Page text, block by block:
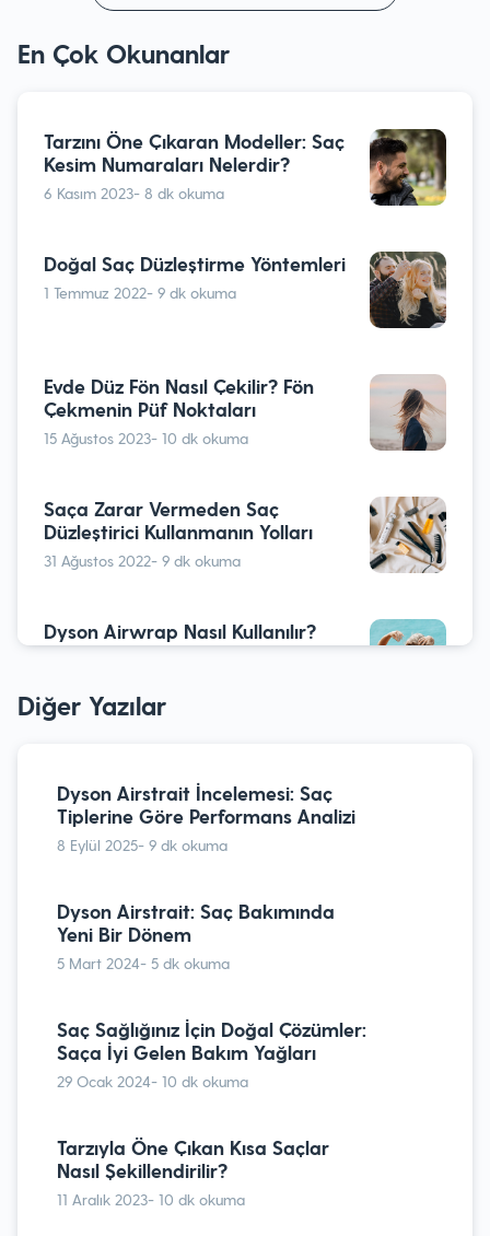
En Çok Okunanlar
Tarzını Öne Çıkaran Modeller: Saç
Kesim Numaraları Nelerdir?
6 Kasım 2023- 8 dk okuma
Doğal Saç Düzleştirme Yöntemleri
1 Temmuz 2022- 9 dk okuma
Evde Düz Fön Nasıl Çekilir? Fön
Çekmenin Püf Noktaları
15 Ağustos 2023- 10 dk okuma
Saça Zarar Vermeden Saç
Düzleştirici Kullanmanın Yolları
31 Ağustos 2022- 9 dk okuma
Dyson Airwrap Nasıl Kullanılır?
Nasıl Temizlenir?
8 Eylül 2025 - 9 dk okuma
9 Kasım 2023- 10 dk okuma
Dyson Airwrap
11 Ekim 2022 - 9 dk okuma
Güzel Modeller
19 Mayıs 2022- 9 dk okuma
Diğer Yazılar
Dyson Airstrait İncelemesi: Saç
Tiplerine Göre Performans Analizi
8 Eylül 2025- 9 dk okuma
Dyson Airstrait: Saç Bakımında
Yeni Bir Dönem
5 Mart 2024- 5 dk okuma
Saç Sağlığınız İçin Doğal Çözümler:
Saça İyi Gelen Bakım Yağları
29 Ocak 2024- 10 dk okuma
Tarzıyla Öne Çıkan Kısa Saçlar
Nasıl Şekillendirilir?
11 Aralık 2023- 10 dk okuma